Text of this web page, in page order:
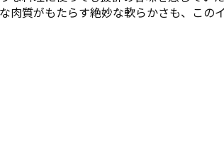
肉質がもたらす絶妙な軟らかさも、この